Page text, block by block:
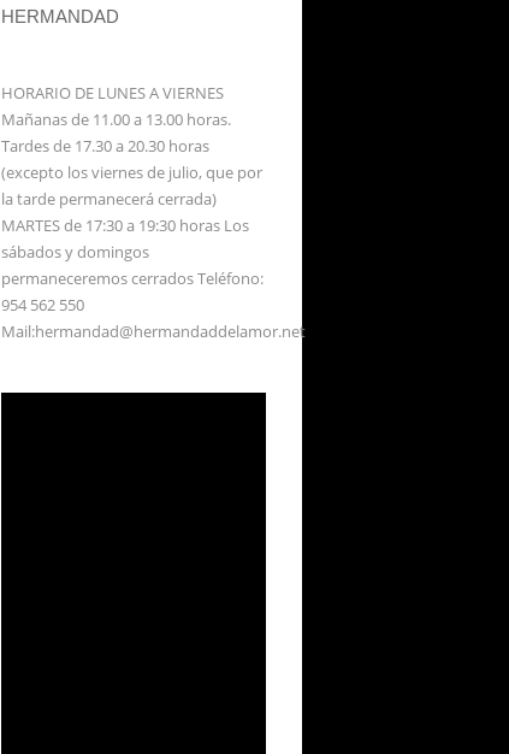
HERMANDAD
HORARIO DE LUNES A VIERNES
Mañanas de 11.00 a 13.00 horas.
Tardes de 17.30 a 20.30 horas
(excepto los viernes de julio, que por
la tarde permanecerá cerrada)
MARTES de 17:30 a 19:30 horas Los
sábados y domingos
permaneceremos cerrados Teléfono:
954 562 550
Mail:hermandad@hermandaddelamor.net